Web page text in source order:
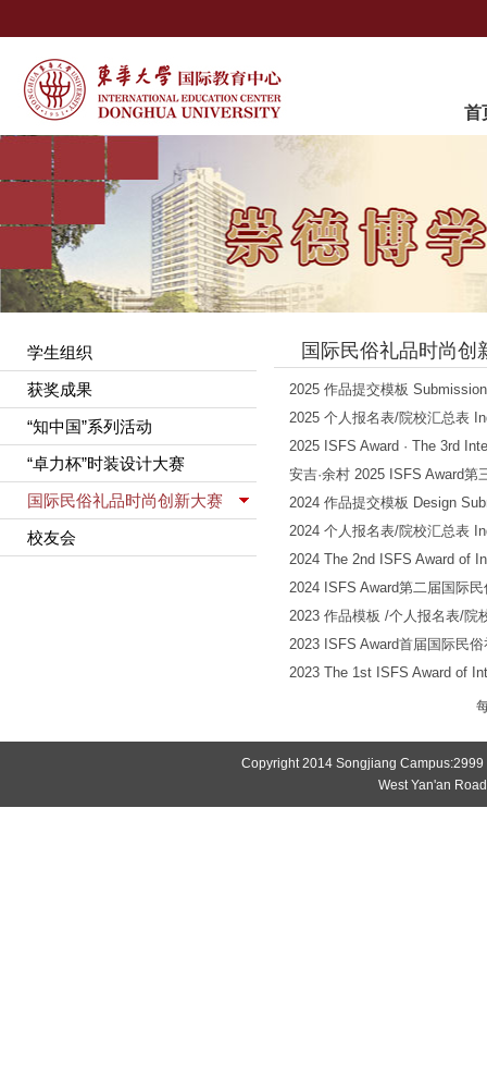
首
学生组织
获奖成果
“知中国”系列活动
“卓力杯”时装设计大赛
国际民俗礼品时尚创新大赛
校友会
国际民俗礼品时尚创
2025 作品提交模板
2025 个人报名表/院校汇总表
2025 ISFS Award · The 3rd
安吉·余村 2025 ISFS Award
2024 作品提交模板 Design
2024 个人报名表/院校汇总表
2024 The 2nd ISFS Award of
2024 ISFS Award第二届国际
2023 作品模板 /个人报名表/院
2023 ISFS Award首届国际民
2023 The 1st ISFS Award of
Copyright 2014 Songjiang
West Yan'an